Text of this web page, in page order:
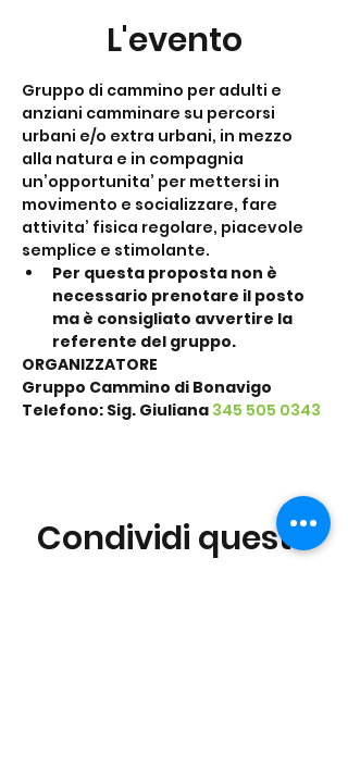
L'evento
Gruppo di cammino per adulti e
anziani camminare su percorsi
urbani e/o extra urbani, in mezzo
alla natura e in compagnia
un’opportunita’ per mettersi in
movimento e socializzare, fare
attivita’ fisica regolare, piacevole
semplice e stimolante.
Per questa proposta non è
necessario prenotare il posto
ma è consigliato avvertire la
referente del gruppo.
ORGANIZZATORE
Gruppo Cammino di Bonavigo
Telefono: Sig. Giuliana 345 505 0343
Condividi questo